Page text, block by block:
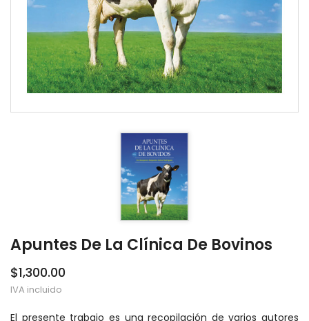
Apuntes De La Clínica De Bovinos
$1,300.00
IVA incluido
El presente trabajo es una recopilación de varios autores